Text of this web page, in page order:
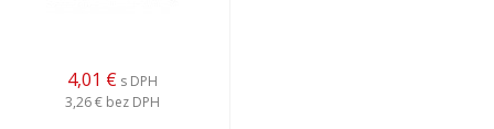
4,01 € s DPH
3,26 € bez DPH